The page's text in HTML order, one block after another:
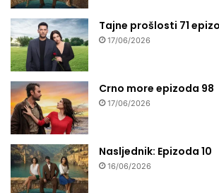
Tajne prošlosti 71
17/06/2026
Crno more epizoda 98
17/06/2026
Nasljednik: Epizoda 10
16/06/2026